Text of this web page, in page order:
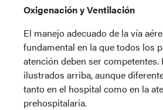
Oxigenación y Ventilación
El manejo adecuado de la vía
fundamental en la que todos los
atención deben ser competentes.
ilustrados arriba, aunque
tanto en el hospital como en la
prehospitalaria.